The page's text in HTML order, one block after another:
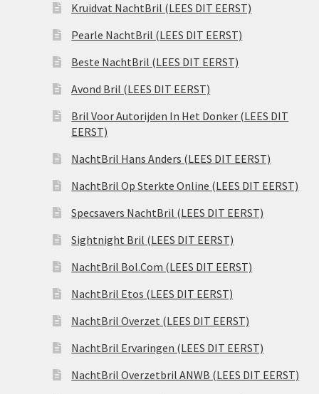
Kruidvat NachtBril (LEES DIT EERST)
Pearle NachtBril (LEES DIT EERST)
Beste NachtBril (LEES DIT EERST)
Avond Bril (LEES DIT EERST)
Bril Voor Autorijden In Het Donker (LEES DIT
EERST)
NachtBril Hans Anders (LEES DIT EERST)
NachtBril Op Sterkte Online (LEES DIT EERST)
Specsavers NachtBril (LEES DIT EERST)
Sightnight Bril (LEES DIT EERST)
NachtBril Bol.Com (LEES DIT EERST)
NachtBril Etos (LEES DIT EERST)
NachtBril Overzet (LEES DIT EERST)
NachtBril Ervaringen (LEES DIT EERST)
NachtBril Overzetbril ANWB (LEES DIT EERST)